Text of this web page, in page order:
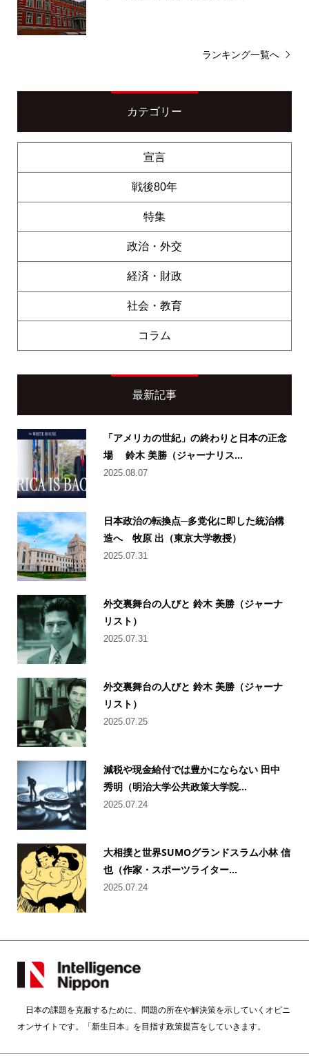
ランキング一覧へ
カテゴリー
宣言
戦後80年
特集
政治・外交
経済・財政
社会・教育
コラム
最新記事
「アメリカの世紀」の終わりと日本の正念
場 鈴木 美勝（ジャーナリス...
2025.08.07
日本政治の転換点─多党化に即した統治構
造へ 牧原 出（東京大学教授）
2025.07.31
外交裏舞台の人びと 鈴木 美勝（ジャーナ
リスト）
2025.07.31
外交裏舞台の人びと 鈴木 美勝（ジャーナ
リスト）
2025.07.25
減税や現金給付では豊かにならない 田中
秀明（明治大学公共政策大学院...
2025.07.24
大相撲と世界SUMOグランドスラム小林 信
也（作家・スポーツライター...
2025.07.24
日本の課題を克服するために、問題の所在や解決策を示していくオピニ
オンサイトです。「新生日本」を目指す政策提言をしていきます。